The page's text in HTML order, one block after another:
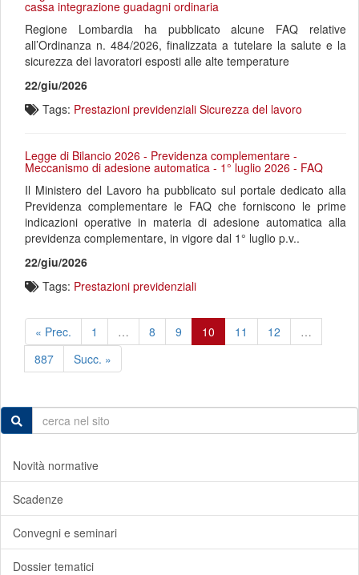
cassa integrazione guadagni ordinaria
Regione Lombardia ha pubblicato alcune FAQ relative
all’Ordinanza n. 484/2026, finalizzata a tutelare la salute e la
sicurezza dei lavoratori esposti alle alte temperature
22/giu/2026
Tags: Prestazioni previdenziali Sicurezza del lavoro
Legge di Bilancio 2026 - Previdenza complementare -
Meccanismo di adesione automatica - 1° luglio 2026 - FAQ
Il Ministero del Lavoro ha pubblicato sul portale dedicato alla
Previdenza complementare le FAQ che forniscono le prime
indicazioni operative in materia di adesione automatica alla
previdenza complementare, in vigore dal 1° luglio p.v..
22/giu/2026
Tags: Prestazioni previdenziali
« Prec. 1 … 8 9 10 11 12
…
887
Succ. »
Novità normative
Scadenze
Convegni e seminari
Dossier tematici